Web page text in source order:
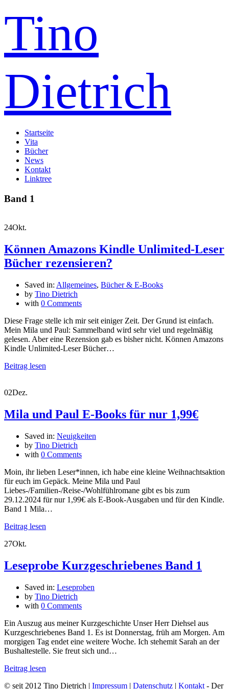
Tino
Dietrich
Startseite
Vita
Bücher
News
Kontakt
Linktree
Band 1
24Okt.
Können Amazons Kindle Unlimited-Leser
Bücher rezensieren?
Saved in: Allgemeines, Bücher & E-Books
by Tino Dietrich
with 0 Comments
Diese Frage stelle ich mir seit einiger Zeit. Der Grund ist einfach.
Mein Mila und Paul: Sammelband wird sehr viel und regelmäßig
gelesen. Aber eine Rezension gab es bisher nicht. Können Amazons
Kindle Unlimited-Leser Bücher…
Beitrag lesen
02Dez.
Mila und Paul E-Books für nur 1,99€
Saved in: Neuigkeiten
by Tino Dietrich
with 0 Comments
Moin, ihr lieben Leser*innen, ich habe eine kleine Weihnachtsaktion
für euch im Gepäck. Meine Mila und Paul
Liebes-/Familien-/Reise-/Wohlfühlromane gibt es bis zum
29.12.2024 für nur 1,99€ als E-Book-Ausgaben und für den Kindle.
Band 1 Mila…
Beitrag lesen
27Okt.
Leseprobe Kurzgeschriebenes Band 1
Saved in: Leseproben
by Tino Dietrich
with 0 Comments
Ein Auszug aus meiner Kurzgeschichte Unser Herr Diehsel aus
Kurzgeschriebenes Band 1. Es ist Donnerstag, früh am Morgen. Am
morgigen Tag endet eine weitere Woche. Ich stehemit Sarah an der
Bushaltestelle. Sie freut sich und…
Beitrag lesen
© seit 2012 Tino Dietrich | Impressum | Datenschutz | Kontakt - Der